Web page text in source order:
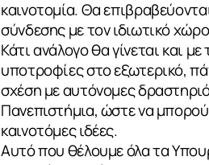
καινοτομία. Θα
σύνδεσης με τον ιδιωτικό
Κάτι ανάλογο θα γίνεται και
υποτροφίες στο εξωτερικό,
σχέση με αυτόνομες
Πανεπιστήμια, ώστε να
καινοτόμες ιδέες.
Αυτό που θέλουμε όλα τα